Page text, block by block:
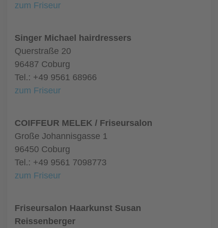
zum Friseur
Singer Michael hairdressers
Querstraße 20
96487 Coburg
Tel.: +49 9561 68966
zum Friseur
COIFFEUR MELEK / Friseursalon
Große Johannisgasse 1
96450 Coburg
Tel.: +49 9561 7098773
zum Friseur
Friseursalon Haarkunst Susan
Reissenberger